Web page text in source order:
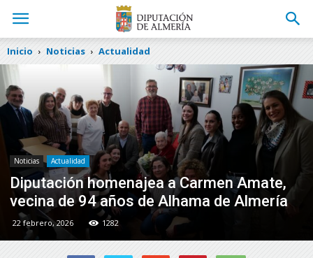
Inicio Noticias Actualidad
Noticias Actualidad
Diputación homenajea a Carmen Amate,
vecina de 94 años de Alhama de Almería
22 febrero, 2026 1282